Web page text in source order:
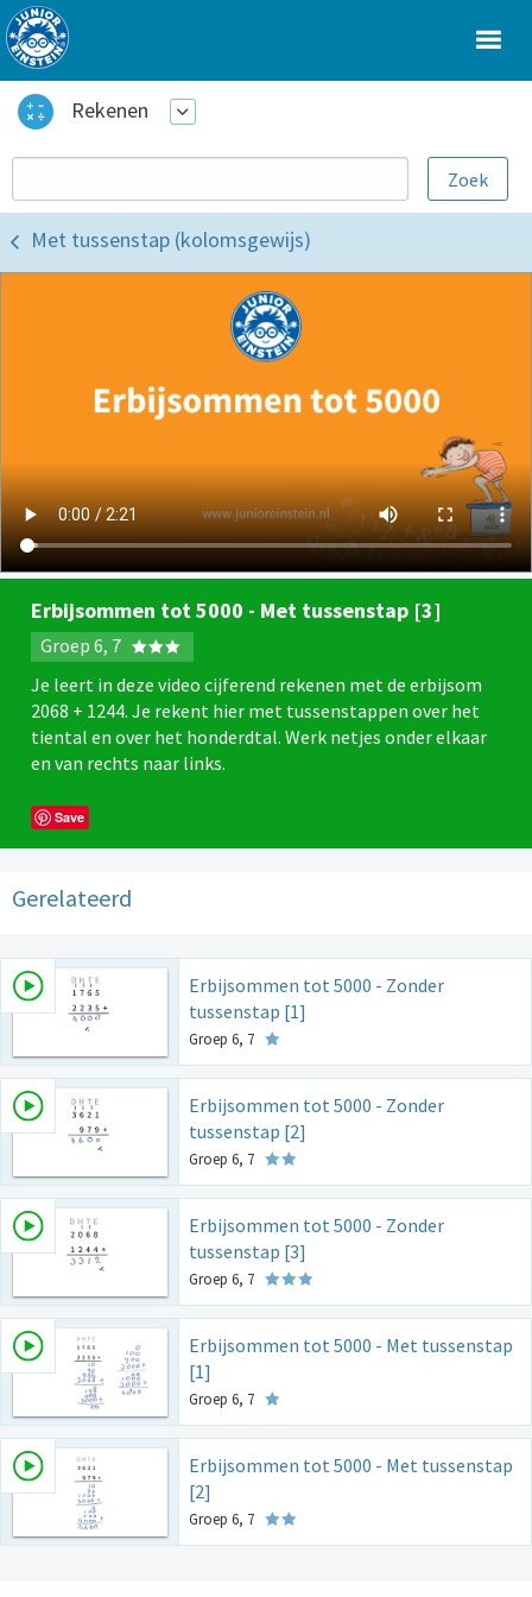
Rekenen
Met tussenstap (kolomsgewijs)
Erbijsommen tot 5000 - Met tussenstap [3]
Groep 6, 7
Je leert in deze video cijferend rekenen met de erbijsom
2068 + 1244. Je rekent hier met tussenstappen over het
tiental en over het honderdtal. Werk netjes onder elkaar
en van rechts naar links.
Save
Gerelateerd
Erbijsommen tot 5000 - Zonder
tussenstap [1]
Groep 6, 7
Erbijsommen tot 5000 - Zonder
tussenstap [2]
Groep 6, 7
Erbijsommen tot 5000 - Zonder
tussenstap [3]
Groep 6, 7
Erbijsommen tot 5000 - Met tussenstap
[1]
Groep 6, 7
Erbijsommen tot 5000 - Met tussenstap
[2]
Groep 6, 7